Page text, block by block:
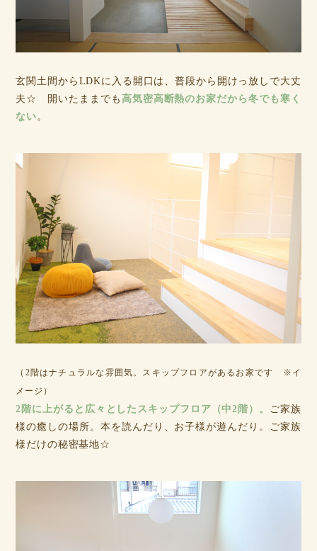
玄関土間からLDKに入る開口は、普段から開けっ放しで大丈
夫☆ 開いたままでも 高気密高断熱のお家だから冬でも寒く
ない 。
（2階はナチュラルな雰囲気。スキップフロアがあるお家です ※イ
メージ）
2階に上がると広々としたスキップフロア（中2階）。
ご家族
様の癒しの場所。本を読んだり、お子様が遊んだり。ご家族
様だけの秘密基地☆